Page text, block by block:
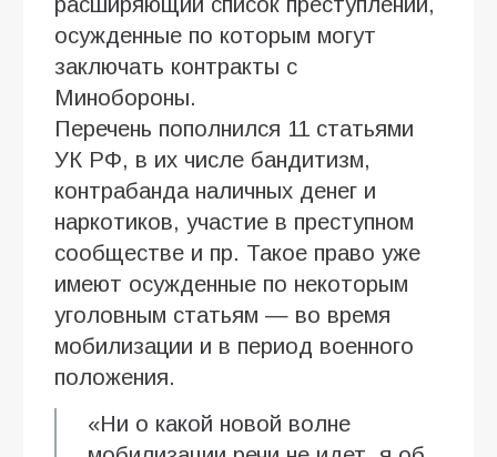
осужденные по которым могут
заключать контракты с
Минобороны.
Перечень пополнился 11 статьями
УК РФ, в их числе бандитизм,
контрабанда наличных денег и
наркотиков, участие в преступном
сообществе и пр. Такое право уже
имеют осужденные по некоторым
уголовным статьям — во время
мобилизации и в период военного
положения.
«Ни о какой новой волне